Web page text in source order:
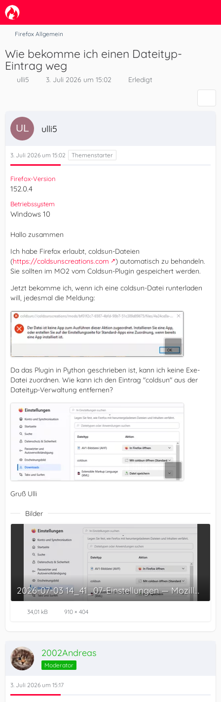
Firefox Allgemein
Wie bekomme ich einen Dateityp-
Eintrag weg
ulli5 3. Juli 2026 um 15:02 Erledigt
ulli5
3. Juli 2026 um 15:02
Firefox-Version
152.0.4
Betriebssystem
Windows 10
Hallo zusammen
Ich habe Firefox erlaubt, coldsun-Dateien
(https://coldsunscreations.com
) automatisch zu behandeln.
Sie sollten im MO2 vom Coldsun-Plugin gespeichert werden.
Jetzt bekomme ich, wenn ich eine coldsun-Datei runterladen
will, jedesmal die Meldung:
Da das Plugin in Python geschrieben ist, kann ich keine Exe-
Datei zuordnen. Wie kann ich den Eintrag "coldsun" aus der
Dateityp-Verwaltung entfernen?
Gruß Ulli
Bilder
2026-07-03 14_41_07-Einstellungen — Mozilla Firefox.png
34,01 kB 910 × 404
2002Andreas
Moderator
3. Juli 2026 um 15:17